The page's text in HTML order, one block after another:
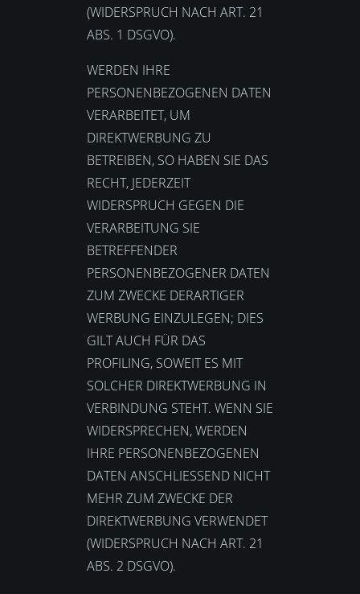
(WIDERSPRUCH NACH ART. 21
ABS. 1 DSGVO).
WERDEN IHRE
PERSONENBEZOGENEN DATEN
VERARBEITET, UM
DIREKTWERBUNG ZU
BETREIBEN, SO HABEN SIE DAS
RECHT, JEDERZEIT
WIDERSPRUCH GEGEN DIE
VERARBEITUNG SIE
BETREFFENDER
PERSONENBEZOGENER DATEN
ZUM ZWECKE DERARTIGER
WERBUNG EINZULEGEN; DIES
GILT AUCH FÜR DAS
PROFILING, SOWEIT ES MIT
SOLCHER DIREKTWERBUNG IN
VERBINDUNG STEHT. WENN SIE
WIDERSPRECHEN, WERDEN
IHRE PERSONENBEZOGENEN
DATEN ANSCHLIESSEND NICHT
MEHR ZUM ZWECKE DER
DIREKTWERBUNG VERWENDET
(WIDERSPRUCH NACH ART. 21
ABS. 2 DSGVO).